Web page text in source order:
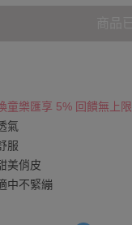
童樂匯享 5% 回饋無上限
氣
服
美俏皮
中不緊繃